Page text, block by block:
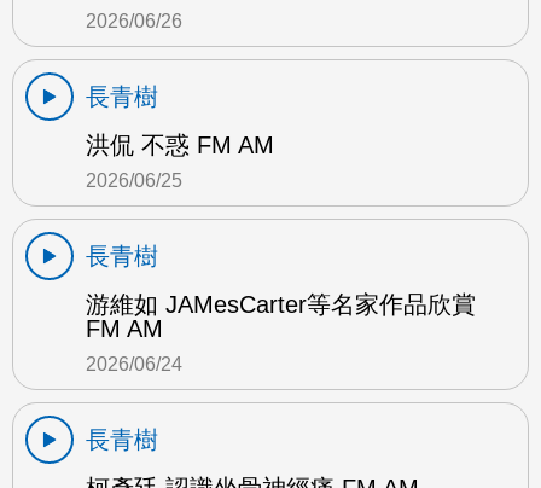
2026/06/26
長青樹
洪侃 不惑 FM AM
2026/06/25
長青樹
游維如 JAMesCarter等名家作品欣賞
FM AM
2026/06/24
長青樹